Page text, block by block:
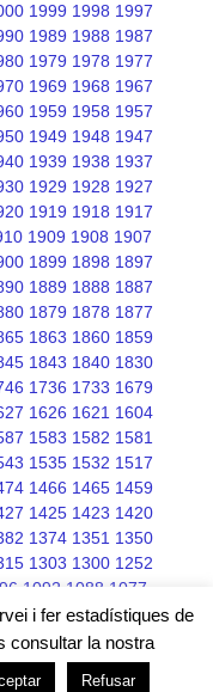
1999 1998 1997
1989 1988 1987
1979 1978 1977
1969 1968 1967
1959 1958 1957
1949 1948 1947
1939 1938 1937
1929 1928 1927
1919 1918 1917
1909 1908 1907
1899 1898 1897
1889 1888 1887
1879 1878 1877
1863 1860 1859
1843 1840 1830
1736 1733 1679
1626 1621 1604
1583 1582 1581
1535 1532 1517
1466 1465 1459
1425 1423 1420
1374 1351 1350
1303 1300 1252
1092 1088 1077
Free wordpress themes
i fer estadístiques de
consultar la nostra
Refusar